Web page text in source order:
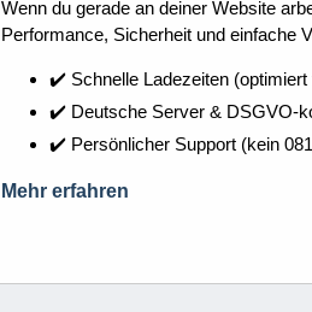
Wenn du gerade an deiner Website
Performance, Sicherheit und einfache
✔️ Schnelle Ladezeiten
✔️ Deutsche Server & DSGVO-
✔️ Persönlicher Support (kein
Mehr erfahren